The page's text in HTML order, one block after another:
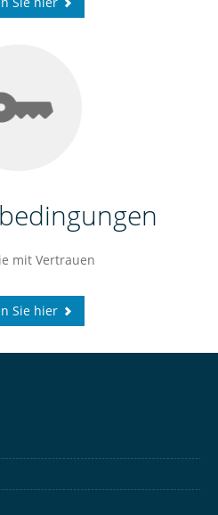
mit Vertrauen
Sie hier